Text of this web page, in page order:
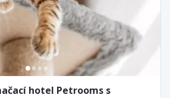
hotel Petrooms s